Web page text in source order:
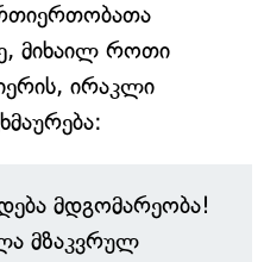
მიხაილ როთი
ირაკლი
მდგომარეობა!
მზაკვრულ